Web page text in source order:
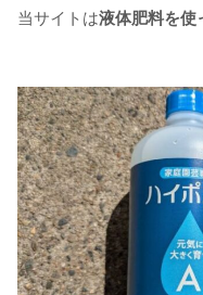
当サイトは液体肥料を使